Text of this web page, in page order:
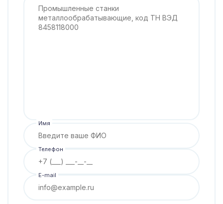
Имя
Телефон
E-mail